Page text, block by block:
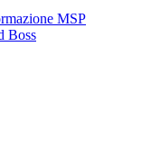
MSP
Boss